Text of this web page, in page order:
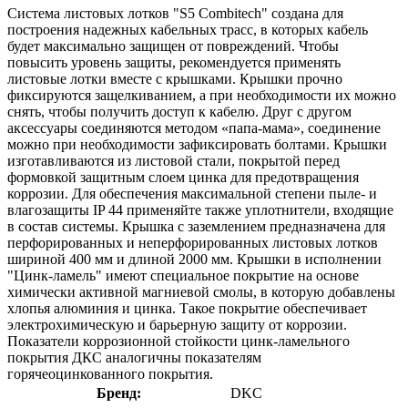
Система листовых лотков "S5 Combitech" создана для
построения надежных кабельных трасс, в которых кабель
будет максимально защищен от повреждений. Чтобы
повысить уровень защиты, рекомендуется применять
листовые лотки вместе с крышками. Крышки прочно
фиксируются защелкиванием, а при необходимости их можно
снять, чтобы получить доступ к кабелю. Друг с другом
аксессуары соединяются методом «папа-мама», соединение
можно при необходимости зафиксировать болтами. Крышки
изготавливаются из листовой стали, покрытой перед
формовкой защитным слоем цинка для предотвращения
коррозии. Для обеспечения максимальной степени пыле- и
влагозащиты IP 44 применяйте также уплотнители, входящие
в состав системы. Крышка с заземлением предназначена для
перфорированных и неперфорированных листовых лотков
шириной 400 мм и длиной 2000 мм. Крышки в исполнении
"Цинк-ламель" имеют специальное покрытие на основе
химически активной магниевой смолы, в которую добавлены
хлопья алюминия и цинка. Такое покрытие обеспечивает
электрохимическую и барьерную защиту от коррозии.
Показатели коррозионной стойкости цинк-ламельного
покрытия ДКС аналогичны показателям
горячеоцинкованного покрытия.
Бренд:
DKC